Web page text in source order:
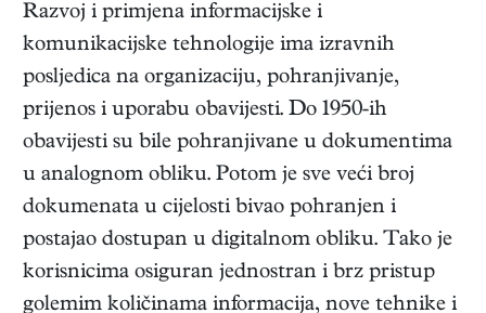
Razvoj i primjena informacijske i
komunikacijske tehnologije ima izravnih
posljedica na organizaciju, pohranjivanje,
prijenos i uporabu obavijesti. Do 1950-ih
obavijesti su bile pohranjivane u dokumentima
u analognom obliku. Potom je sve veći broj
dokumenata u cijelosti bivao pohranjen i
postajao dostupan u digitalnom obliku. Tako je
korisnicima osiguran jednostran i brz pristup
golemim količinama informacija, nove tehnike i